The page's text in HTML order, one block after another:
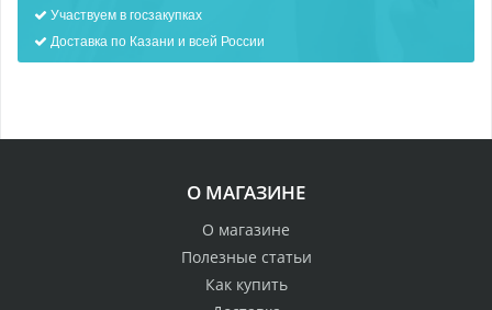
Участвуем в госзакупках
Доставка по Казани и всей России
О МАГАЗИНЕ
О магазине
Полезные статьи
Как купить